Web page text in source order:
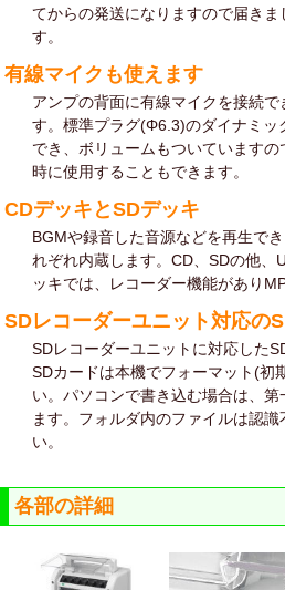
てからの発送になりますので届き
す。
有線マイクも使えます
アンプの背面に有線マイクを接続
す。標準プラグ(Φ6.3)のダイナミッ
でき、ボリュームもついています
時に使用することもできます。
CDデッキとSDデッキ
BGMや録音した音源などを再生で
れぞれ内蔵します。CD、SDの他、
ッキでは、レコーダー機能があり
SDレコーダーユニット対応の
SDレコーダーユニットに対応した
SDカードは本機でフォーマット(初
い。パソコンで書き込む場合は、
ます。フォルダ内のファイルは認
い。
各部の詳細